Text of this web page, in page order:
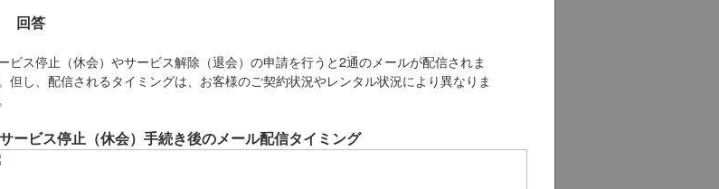
回答
ビス停止（休会）やサービス解除（退会）の申請を行うと2通のメールが配信されま
但し、配信されるタイミングは、お客様のご契約状況やレンタル状況により異なりま
サービス停止（休会）手続き後のメール配信タイミング